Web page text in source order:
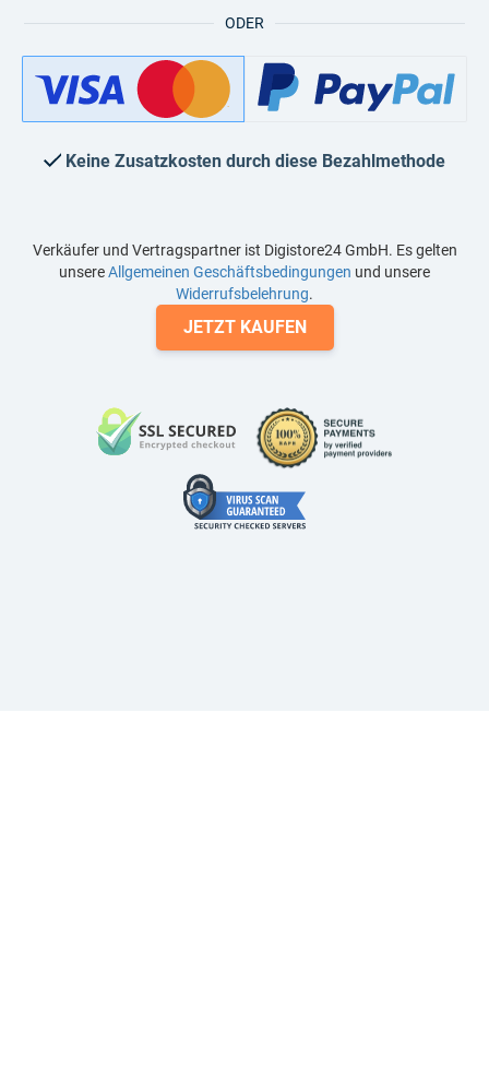
ODER
Keine Zusatzkosten durch diese Bezahlmethode
Verkäufer und Vertragspartner ist Digistore24 GmbH. Es gelten
unsereAllgemeinen Geschäftsbedingungen und unsere
Widerrufsbelehrung.
JETZT KAUFEN